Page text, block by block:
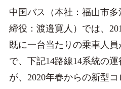
中国バス（本社：福山市多
締役：渡邉寛人）では、
既に一台当たりの乗車人
で、下記14路線14系統の
が、2020年春からの新型